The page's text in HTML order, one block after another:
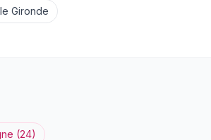
Gironde
(24)